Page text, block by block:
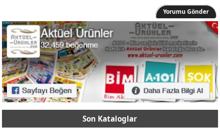
Yorumu Gönder
Son Kataloglar